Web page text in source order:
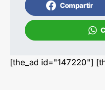
Compartir
[the_ad id="147220"]